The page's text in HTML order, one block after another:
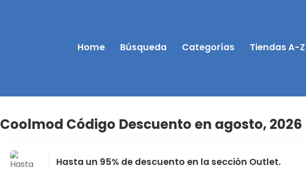
Home Búsqueda Categorías Tiendas A-Z
Coolmod Código Descuento en agosto, 2026
Hasta un 95% de descuento en la sección Outlet.